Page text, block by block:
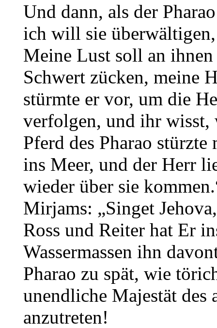
Und dann, als der
ich will sie
Meine Lust soll an
Schwert zücken, meine
stürmte er vor, um die
verfolgen, und ihr wisst,
Pferd des Pharao
ins Meer, und der Herr
wieder über sie
Mirjams: „Singet
Ross und Reiter hat Er
Wassermassen ihn
Pharao zu spät, wie
unendliche Majestät des
anzutreten!